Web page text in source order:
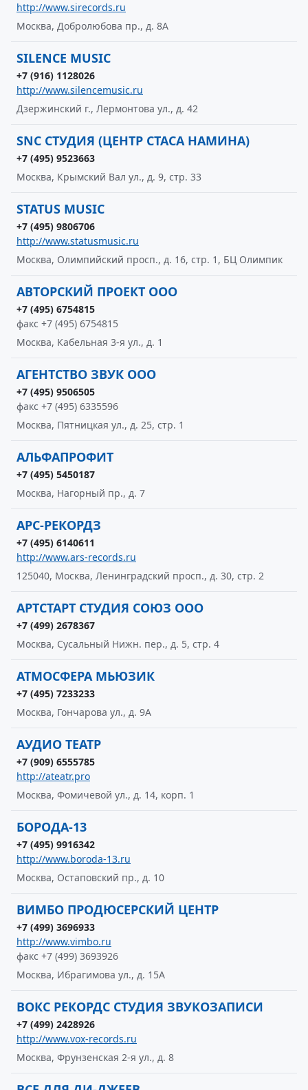
http://www.sirecords.ru
Москва, Добролюбова пр., д. 8А
SILENCE MUSIC
+7 (916) 1128026
http://www.silencemusic.ru
Дзержинский г., Лермонтова ул., д. 42
SNC СТУДИЯ (ЦЕНТР СТАСА НАМИНА)
+7 (495) 9523663
Москва, Крымский Вал ул., д. 9, стр. 33
STATUS MUSIC
+7 (495) 9806706
http://www.statusmusic.ru
Москва, Олимпийский просп., д. 16, стр. 1, БЦ Олимпик
АВТОРСКИЙ ПРОЕКТ ООО
+7 (495) 6754815
факс +7 (495) 6754815
Москва, Кабельная 3-я ул., д. 1
АГЕНТСТВО ЗВУК ООО
+7 (495) 9506505
факс +7 (495) 6335596
Москва, Пятницкая ул., д. 25, стр. 1
АЛЬФАПРОФИТ
+7 (495) 5450187
Москва, Нагорный пр., д. 7
АРС-РЕКОРДЗ
+7 (495) 6140611
http://www.ars-records.ru
125040, Москва, Ленинградский просп., д. 30, стр. 2
АРТСТАРТ СТУДИЯ СОЮЗ ООО
+7 (499) 2678367
Москва, Сусальный Нижн. пер., д. 5, стр. 4
АТМОСФЕРА МЬЮЗИК
+7 (495) 7233233
Москва, Гончарова ул., д. 9А
АУДИО ТЕАТР
+7 (909) 6555785
http://ateatr.pro
Москва, Фомичевой ул., д. 14, корп. 1
БОРОДА-13
+7 (495) 9916342
http://www.boroda-13.ru
Москва, Остаповский пр., д. 10
ВИМБО ПРОДЮСЕРСКИЙ ЦЕНТР
+7 (499) 3696933
http://www.vimbo.ru
факс +7 (499) 3693926
Москва, Ибрагимова ул., д. 15А
ВОКС РЕКОРДС СТУДИЯ ЗВУКОЗАПИСИ
+7 (499) 2428926
http://www.vox-records.ru
Москва, Фрунзенская 2-я ул., д. 8